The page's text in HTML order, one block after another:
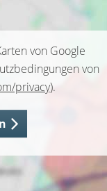
von Google
von
privacy).